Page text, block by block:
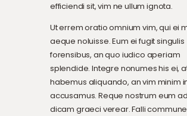
efficiendi sit, vim ne ullum ignota.
Ut errem oratio omnium vim, qui ei
aeque noluisse. Eum ei fugit singulis
forensibus, an quo iudico aperiam
splendide. Integre nonumes his ei,
habemus aliquando, an vim minim
accusamus. Reque nostrum eum
dicam graeci verear. Falli commune